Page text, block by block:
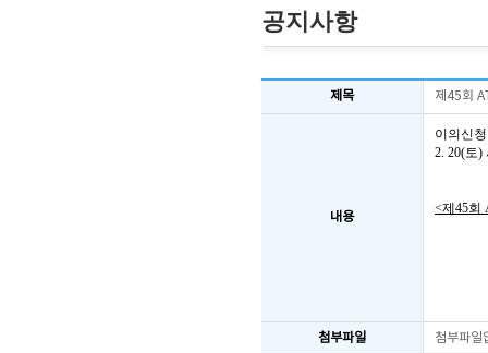
공지사항
제목 제45회
내용
이의신
2. 20(토)
<제45회
첨부파일 첨부파일